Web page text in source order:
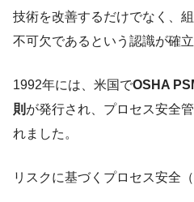
技術を改善するだけでなく、
不可欠であるという認識が確立
1992年には、米国でOSHA
則 が発行され、プロセス安全
れました。
リスクに基づくプロセス安全